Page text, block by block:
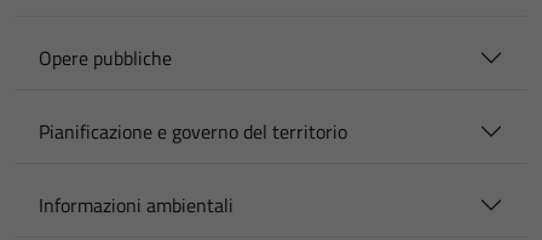
Opere pubbliche
Pianificazione e governo del territorio
Informazioni ambientali